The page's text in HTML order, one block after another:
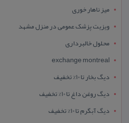
میز ناهار خوری
ویزیت پزشک عمومی در منزل مشهد
محلول خالبرداری
exchange montreal
دیگ بخار تا 10% تخفیف
دیگ روغن داغ تا 10% تخفیف
دیگ آبگرم تا 10% تخفیف